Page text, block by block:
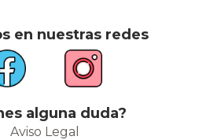
en nuestras redes
alguna duda?
Aviso Legal